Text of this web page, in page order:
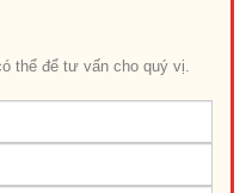
thể để tư vấn cho quý vị.